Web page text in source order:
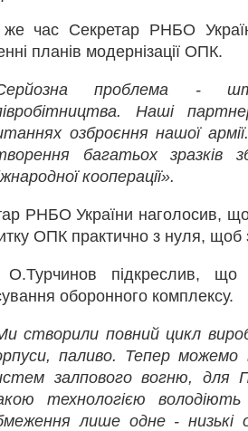
час Секретар РНБО
планів модернізації ОПК.
проблема -
Наші
озброєння нашої
багатьох зразків
кооперації».
РНБО України наголосив,
ОПК практично з нуля, щоб
О.Турчинов підкреслив, що
оборонного комплексу.
створили повний цикл
паливо. Тепер можемо
залпового вогню, для
технологією
лише одне - низькі